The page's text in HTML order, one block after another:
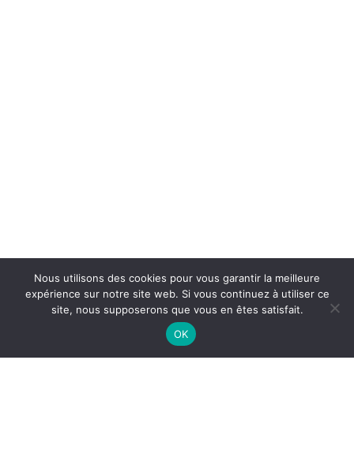
Nous utilisons des cookies pour vous garantir la meilleure
expérience sur notre site web. Si vous continuez à utiliser ce
site, nous supposerons que vous en êtes satisfait.
OK